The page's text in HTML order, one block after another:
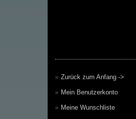
Zurück zum Anfang ->
Mein Benutzerkonto
Meine Wunschliste